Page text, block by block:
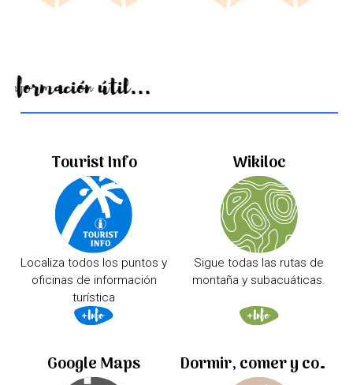
Información útil...
Tourist Info
Localiza todos los puntos y
oficinas de información
turística
Wikiloc
Sigue todas las rutas de
montaña y subacuáticas.
Google Maps Dormir, comer y comprar